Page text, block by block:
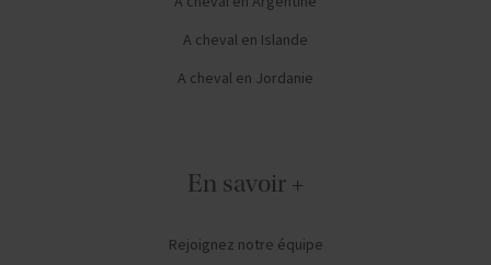
A cheval en Islande
A cheval en Jordanie
En savoir +
Rejoignez notre équipe